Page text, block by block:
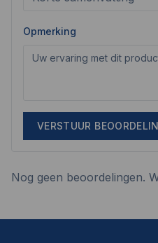
Opmerking
VERSTUUR
Nog geen beoordelingen.